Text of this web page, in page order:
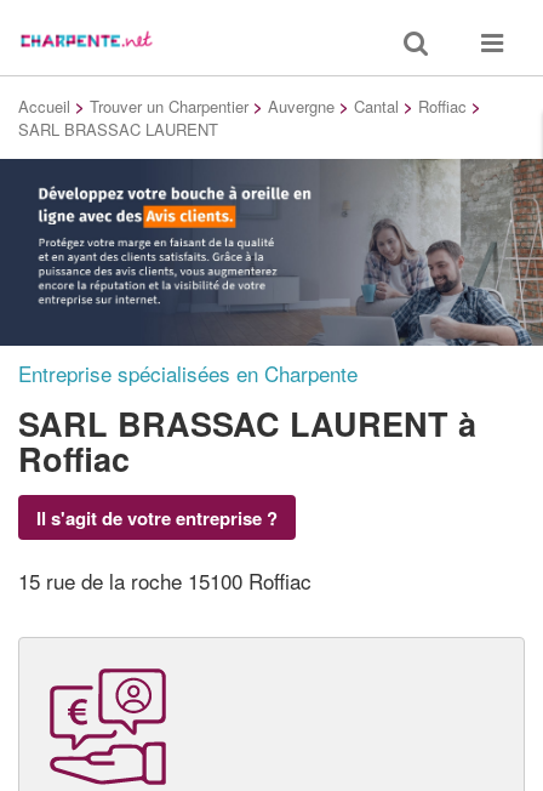
Toggle
search
Toggle
Accueil > Trouver un Charpentier > Auvergne > Cantal > Roffiac >
SARL BRASSAC LAURENT
Entreprise spécialisées en Charpente
SARL BRASSAC LAURENT à
Roffiac
Il s'agit de votre entreprise ?
15 rue de la roche 15100 Roffiac